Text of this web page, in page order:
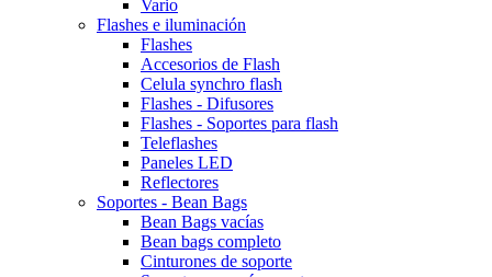
Vario
Flashes e iluminación
Flashes
Accesorios de Flash
Celula synchro flash
Flashes - Difusores
Flashes - Soportes para flash
Teleflashes
Paneles LED
Reflectores
Soportes - Bean Bags
Bean Bags vacías
Bean bags completo
Cinturones de soporte